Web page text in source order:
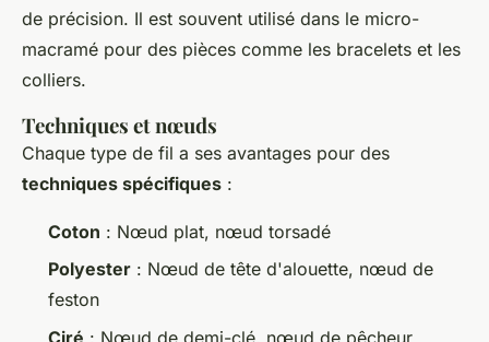
de précision. Il est souvent utilisé dans le micro-
macramé pour des pièces comme les bracelets et les
colliers.
Techniques et nœuds
Chaque type de fil a ses avantages pour des
techniques spécifiques :
Coton : Nœud plat, nœud torsadé
Polyester : Nœud de tête d'alouette, nœud de
feston
Ciré : Nœud de demi-clé, nœud de pêcheur